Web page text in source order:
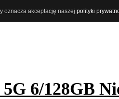
oznacza akceptację naszej polityki
6/128GB